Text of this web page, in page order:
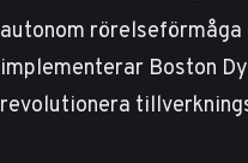
autonom
implementerar Boston
revolutionera